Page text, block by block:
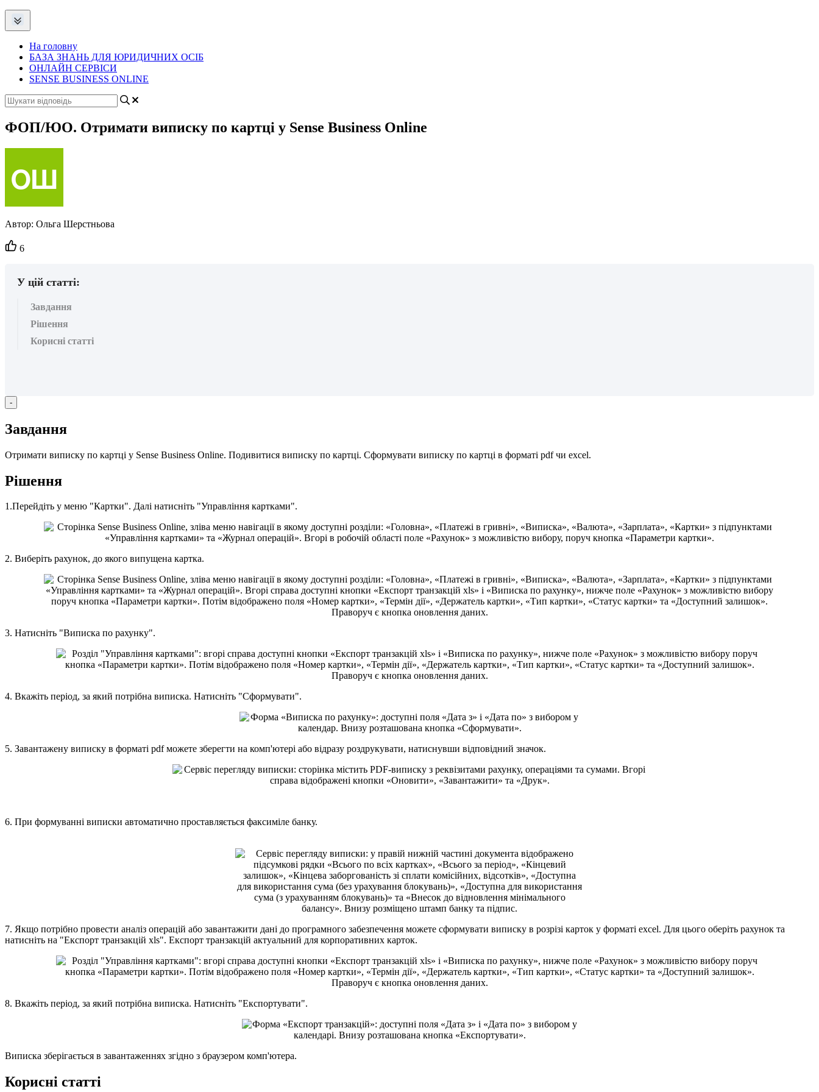
На головну
БАЗА ЗНАНЬ ДЛЯ ЮРИДИЧНИХ ОСІБ
ОНЛАЙН СЕРВІСИ
SENSE BUSINESS ONLINE
ФОП/ЮО. Отримати виписку по картці у Sense Business Online
Автор: Ольга Шерстньова
Кількість
вподобайок:
6
У цій статті:
Завдання
Рішення
Корисні статті
-
Завдання
Отримати виписку по картці у Sense Business Online. Подивитися виписку по картці. Сформувати виписку по картці в форматі pdf чи excel.
Рішення
1.Перейдіть у меню "Картки". Далі натисніть "Управління картками".
2. Виберіть рахунок, до якого випущена картка.
3. Натисніть "Виписка по рахунку".
4. Вкажіть період, за який потрібна виписка. Натисніть "Сформувати".
5. Завантажену виписку в форматі pdf можете зберегти на комп'ютері або відразу роздрукувати, натиснувши відповідний значок.
6. При формуванні виписки автоматично проставляється факсиміле банку.
7. Якщо потрібно провести аналіз операцій або завантажити дані до програмного забезпечення можете сформувати виписку в розрізі карток у форматі excel. Для цього оберіть рахунок та
натисніть на "Експорт транзакцій xls". Експорт транзакцій актуальний для корпоративних карток.
8. Вкажіть період, за який потрібна виписка. Натисніть "Експортувати".
Виписка зберігається в завантаженнях згідно з браузером комп'ютера.
Корисні статті